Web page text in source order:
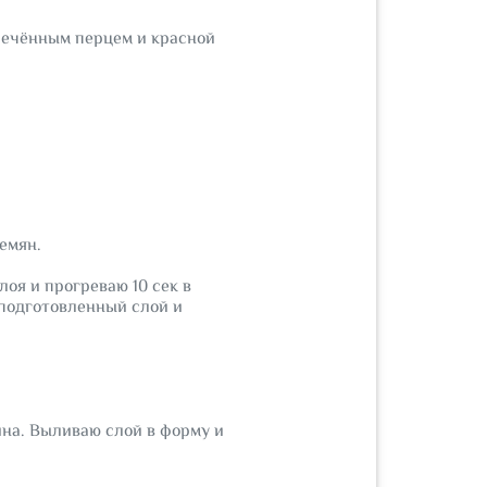
перцем и красной
и прогреваю 10 сек в
слой и
Выливаю слой в форму и